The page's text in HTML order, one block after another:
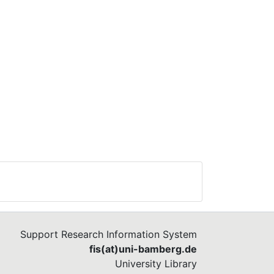
Support Research Information System
fis(at)uni-bamberg.de
University Library